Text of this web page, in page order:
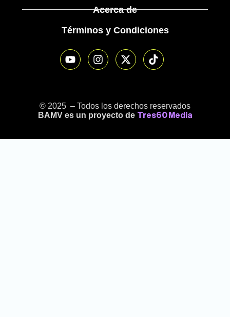
Acerca de
Términos y Condiciones
© 2025 – Todos los derechos reservados
BAMV es un proyecto de Tres60 Media